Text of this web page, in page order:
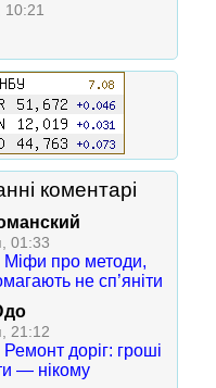
10:21
коментарі
01:33
Міфи про методи,
не сп’яніти
21:12
Ремонт доріг: гроші
— нікому